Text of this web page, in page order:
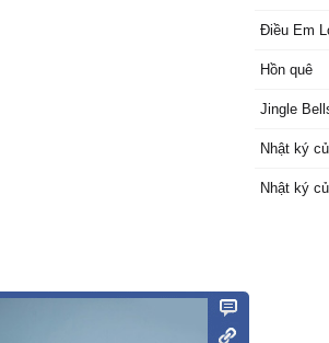
Điều Em
Hồn quê
Jingle
Nhật ký
Nhật ký